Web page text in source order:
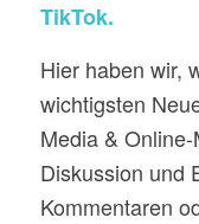
TikTok.
Hier haben wir,
wichtigsten
Media &
Diskussion und
Kommentaren